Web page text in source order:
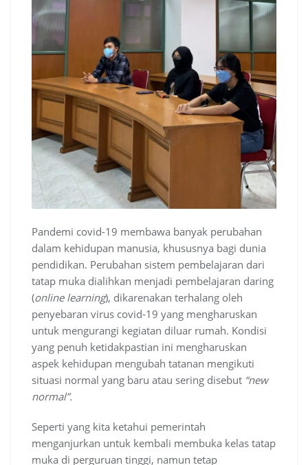
Pandemi covid-19 membawa banyak perubahan
dalam kehidupan manusia, khususnya bagi dunia
pendidikan. Perubahan sistem pembelajaran dari
tatap muka dialihkan menjadi pembelajaran daring
(online learning), dikarenakan terhalang oleh
penyebaran virus covid-19 yang mengharuskan
untuk mengurangi kegiatan diluar rumah. Kondisi
yang penuh ketidakpastian ini mengharuskan
aspek kehidupan mengubah tatanan mengikuti
situasi normal yang baru atau sering disebut “new
normal”.
Seperti yang kita ketahui pemerintah
menganjurkan untuk kembali membuka kelas tatap
muka di perguruan tinggi, namun tetap